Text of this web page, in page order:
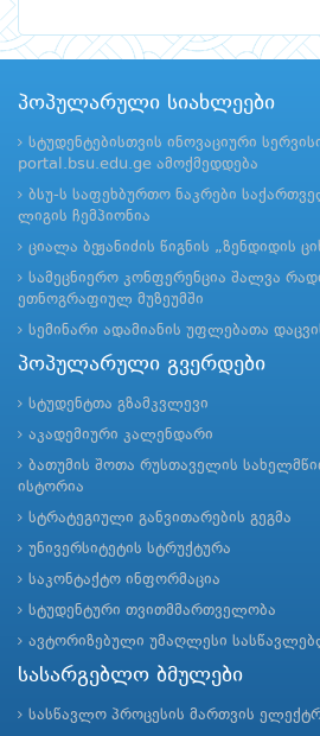
პოპულარული სიახლეები
სტუდენტებისთვის ინოვაციური
portal.bsu.edu.ge ამოქმედდება
ბსუ-ს საფეხბურთო ნაკრები
ლიგის ჩემპიონია
ციალა ბეჟანიძის წიგნის „ზენდიდის
სამეცნიერო კონფერენცია შალვა
ეთნოგრაფიულ მუზეუმში
სემინარი ადამიანის უფლებათა
პოპულარული გვერდები
სტუდენტთა გზამკვლევი
აკადემიური კალენდარი
ბათუმის შოთა რუსთაველის
ისტორია
სტრატეგიული განვითარების გეგმა
უნივერსიტეტის სტრუქტურა
საკონტაქტო ინფორმაცია
სტუდენტური თვითმმართველობა
ავტორიზებული უმაღლესი
სასარგებლო ბმულები
სასწავლო პროცესის მართვის